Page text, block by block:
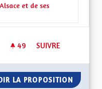
: L'attractivité
et de ses
49 49 ABONNÉS
SUIVRE
LA PROPOSITION